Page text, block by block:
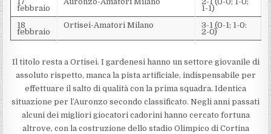
febbraio
1-1)
18
febbraio
Ortisei-Amatori Milano 3-1 (0-1; 1-0:
2-0)
Il titolo resta a Ortisei. I gardenesi hanno un settore giovanile di
assoluto rispetto, manca la pista artificiale, indispensabile per
effettuare il salto di qualità con la prima squadra. Identica
situazione per l’Auronzo secondo classificato. Negli anni passati
alcuni dei migliori giocatori cadorini hanno cercato fortuna
altrove, con la costruzione dello stadio Olimpico di Cortina